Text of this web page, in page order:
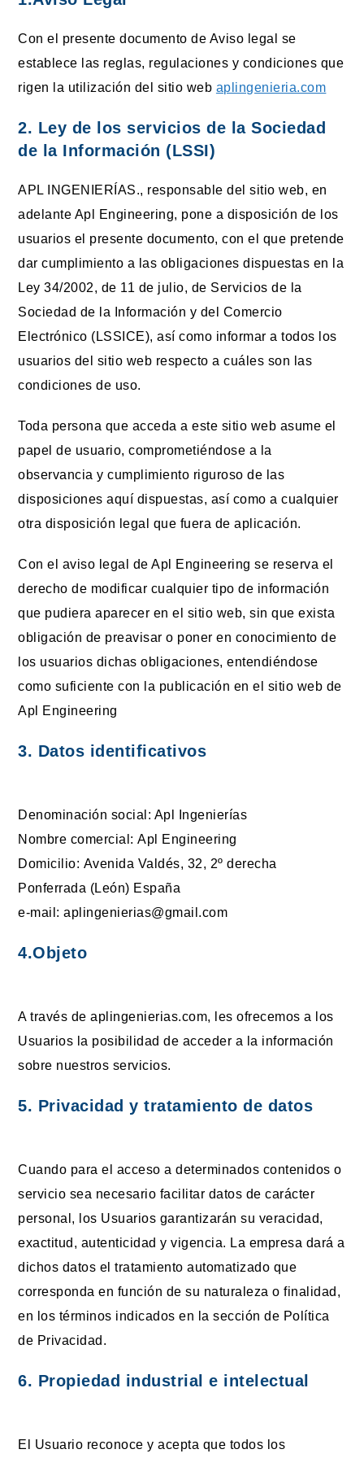
Con el presente documento de Aviso legal se
establece las reglas, regulaciones y condiciones que
rigen la utilización del sitio web aplingenieria.com
2. Ley de los servicios de la Sociedad
de la Información (LSSI)
APL INGENIERÍAS., responsable del sitio web, en
adelante Apl Engineering, pone a disposición de los
usuarios el presente documento, con el que pretende
dar cumplimiento a las obligaciones dispuestas en la
Ley 34/2002, de 11 de julio, de Servicios de la
Sociedad de la Información y del Comercio
Electrónico (LSSICE), así como informar a todos los
usuarios del sitio web respecto a cuáles son las
condiciones de uso.
Toda persona que acceda a este sitio web asume el
papel de usuario, comprometiéndose a la
observancia y cumplimiento riguroso de las
disposiciones aquí dispuestas, así como a cualquier
otra disposición legal que fuera de aplicación.
Con el aviso legal de Apl Engineering se reserva el
derecho de modificar cualquier tipo de información
que pudiera aparecer en el sitio web, sin que exista
obligación de preavisar o poner en conocimiento de
los usuarios dichas obligaciones, entendiéndose
como suficiente con la publicación en el sitio web de
Apl Engineering
3. Datos identificativos
Denominación social: Apl Ingenierías
Nombre comercial: Apl Engineering
Domicilio: Avenida Valdés, 32, 2º derecha
Ponferrada (León) España
e-mail: aplingenierias@gmail.com
4.O bjeto
A través de aplingenierias.com, les ofrecemos a los
Usuarios la posibilidad de acceder a la información
sobre nuestros servicios.
5. Privacidad y tratamiento de datos
Cuando para el acceso a determinados contenidos o
servicio sea necesario facilitar datos de carácter
personal, los Usuarios garantizarán su veracidad,
exactitud, autenticidad y vigencia. La empresa dará a
dichos datos el tratamiento automatizado que
corresponda en función de su naturaleza o finalidad,
en los términos indicados en la sección de Política
de Privacidad.
6. Propiedad industrial e intelectual
El Usuario reconoce y acepta que todos los